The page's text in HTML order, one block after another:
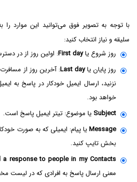
با توجه به تصویر فوق می‌توانید این موارد
سلیقه و نیاز انتخاب کنید:
روز شروع یاFirst day: اولین روز از در
روز پایان یاLast day: آخرین روز از
نزنید، ارسال ایمیل خودکار در پاسخ به
خواهد بود.
Subject یا موضوع: تیتر ایمیل پاسخ است.
Messageیا پیام: ایمیلی که به صورت
بخش تایپ کنید.
a response to people in my Contacts
معنی ارسال پاسخ به افرادی که در لیست